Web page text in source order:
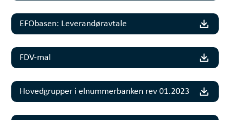
EFObasen: Leverandøravtale
FDV-mal
Hovedgrupper i elnummerbanken rev 01.2023